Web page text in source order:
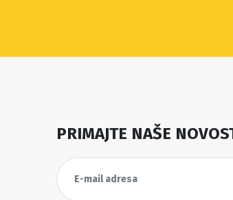
PRIMAJTE NAŠE